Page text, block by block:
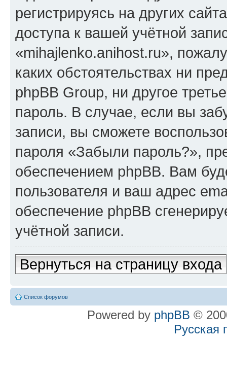
регистрируясь на других
доступа к вашей учётной
«mihajlenko.anihost.ru»,
каких обстоятельствах ни
phpBB Group, ни другое
пароль. В случае, если вы
записи, вы сможете
пароля «Забыли пароль?»,
обеспечением phpBB. Вам
пользователя и ваш адрес
обеспечение phpBB
учётной записи.
Вернуться на страницу входа
Список форумов
Powered by phpBB ©
Русская